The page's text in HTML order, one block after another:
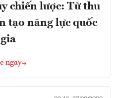
chiến lược: Từ thu
tạo năng lực quốc
gia
ngay